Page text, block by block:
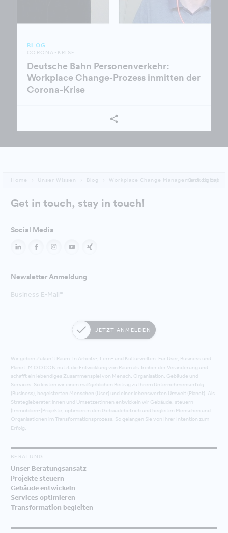
BLOG
CORONA-KRISE
Deutsche Bahn Personenverkehr:
Workplace Change-Prozess inmitten der
Corona-Krise
Home Unser Wissen Blog Workplace Change Management digital
Back to top
Get in touch, stay in touch!
Social Media
Newsletter Anmeldung
JETZT ANMELDEN
Wir geben Zukunft Raum. In Arbeits-, Lern- und Kulturwelten. Für User, Business und
Planet. M.O.O.CON nutzt die Entwicklung von Raum als Treiber der Veränderung und
schafft ein lebendiges Zusammenspiel von Mensch, Organisation, Gebäude und
Services. So leisten wir einen maßgeblichen Beitrag zu Ihrem Unternehmenserfolg
(Business), begeisterten Menschen (User) und einer lebenswerten Umwelt (Planet). Als
Strategieberater:innen und Umsetzer:innen entwickeln wir Gebäude, steuern
(Immobilien-)Projekte, optimieren den Gebäudebetrieb und begleiten Menschen und
Organisationen im Transformationsprozess. So gelangen Sie von Ihrer Intention zum
Erfolg.
BERATUNG
Unser Beratungsansatz
Projekte steuern
Gebäude entwickeln
Services optimieren
Transformation begleiten